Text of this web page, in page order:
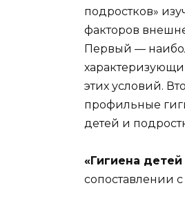
подростков»
факторов
Первый —
этих условий.
профильные
детей и
«Гигиена
сопоставлении